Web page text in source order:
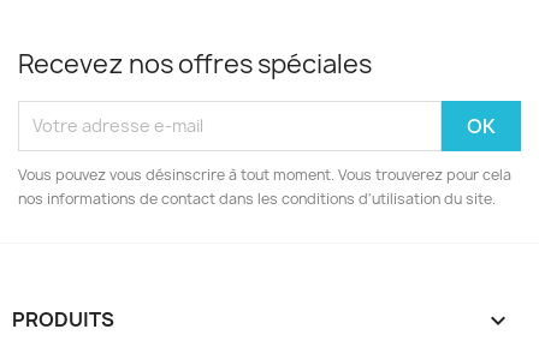
Recevez nos offres spéciales
Vous pouvez vous désinscrire à tout moment. Vous trouverez pour cela
nos informations de contact dans les conditions d'utilisation du site.
PRODUITS 